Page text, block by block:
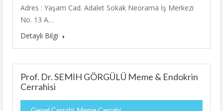
Adres : Yaşam Cad. Adalet Sokak Neorama İş Merkezi
No. 13 A…
Detaylı Bilgi
Prof. Dr. SEMİH GÖRGÜLÜ Meme & Endokrin
Cerrahisi